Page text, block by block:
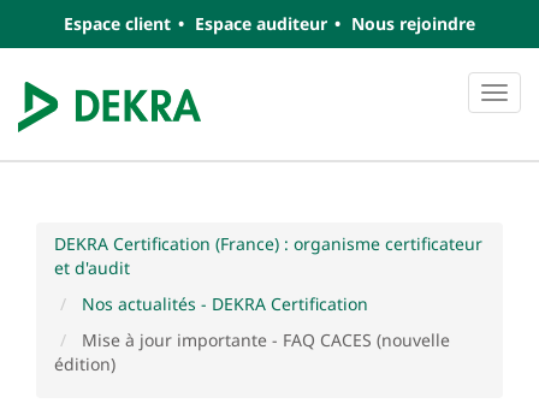
Espace client Espace auditeur Nous rejoindre
DEKRA Certification (France) : organisme certificateur
et d'audit
Nos actualités - DEKRA Certification
Mise à jour importante - FAQ CACES (nouvelle
édition)